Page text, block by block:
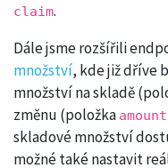
claim.
Dále jsme rozšířili
množství, kde již dříve
množství na skladě
změnu (položka
skladové množství
možné také nastavit